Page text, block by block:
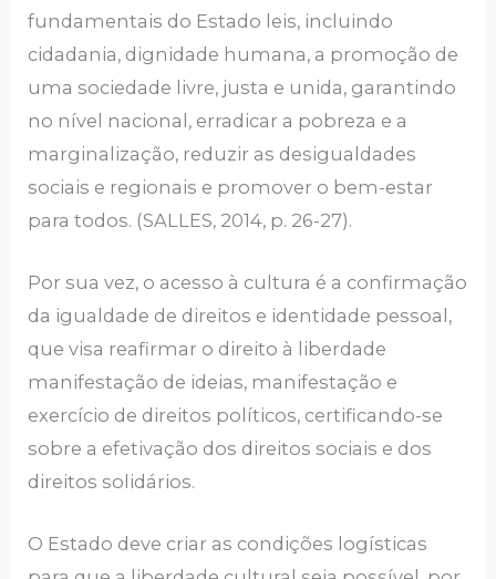
fundamentais do Estado leis, incluindo
cidadania, dignidade humana, a promoção de
uma sociedade livre, justa e unida, garantindo
no nível nacional, erradicar a pobreza e a
marginalização, reduzir as desigualdades
sociais e regionais e promover o bem-estar
para todos. (SALLES, 2014, p. 26-27).
Por sua vez, o acesso à cultura é a confirmação
da igualdade de direitos e identidade pessoal,
que visa reafirmar o direito à liberdade
manifestação de ideias, manifestação e
exercício de direitos políticos, certificando-se
sobre a efetivação dos direitos sociais e dos
direitos solidários.
O Estado deve criar as condições logísticas